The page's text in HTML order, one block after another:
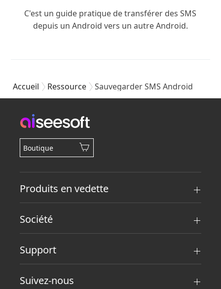
C'est un guide pratique de transférer des SMS
depuis un Android vers un autre Android.
Accueil Ressource Sauvegarder SMS Android
Boutique
Produits en vedette
Société
Support
Suivez-nous